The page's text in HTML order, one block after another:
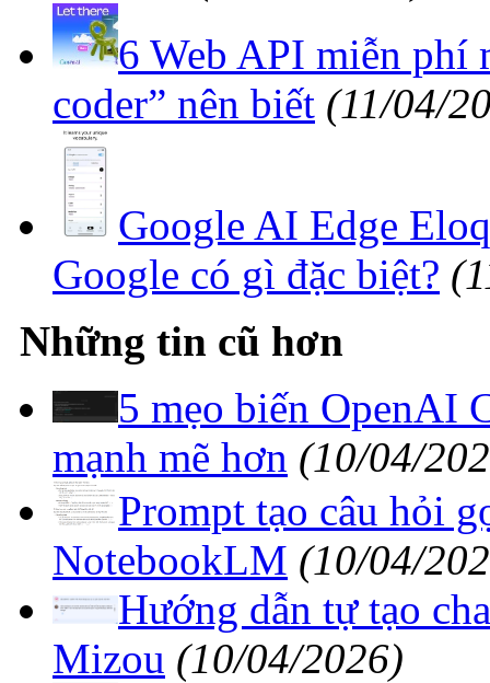
6 Web API miễn phí
coder” nên biết (11/04/
Google AI Edge
Google có gì đặc biệt?
Những tin cũ hơn
5 mẹo biến OpenAI
mạnh mẽ hơn (10/04/
Prompt tạo câu hỏi
NotebookLM (10/04/
Hướng dẫn tự tạo
Mizou (10/04/2026)